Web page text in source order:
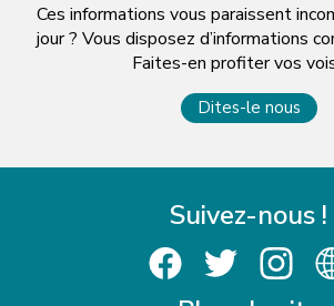
Ces informations vous paraissent
jour ? Vous disposez d’informations
Faites-en profiter vos
Dites-le nous
Suivez-nous !